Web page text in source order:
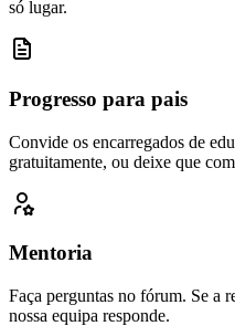
só lugar.
Progresso para pais
Convide os encarregados de
gratuitamente, ou deixe que
Mentoria
Faça perguntas no fórum. Se a
nossa equipa responde.